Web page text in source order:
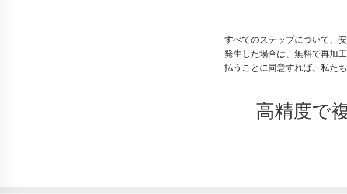
すべてのステップについて、
発生した場合は、無料で再加
払うことに同意すれば、私た
高精度で